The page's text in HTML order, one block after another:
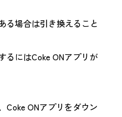
る場合は引き換えること
るにはCoke ONアプリが
Coke ONアプリをダウン